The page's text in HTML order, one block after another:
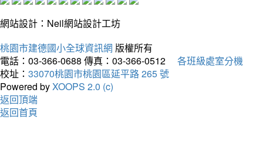
網站設計：Neil網站設計工坊
桃園市建德國小全球資訊網 版權所有
電話：03-366-0688 傳真：03-366-0512
各班級處室分機
校址： 33070桃園市桃園區延平路 265 號
Powered byXOOPS 2.0 (c)
返回頂端
返回首頁